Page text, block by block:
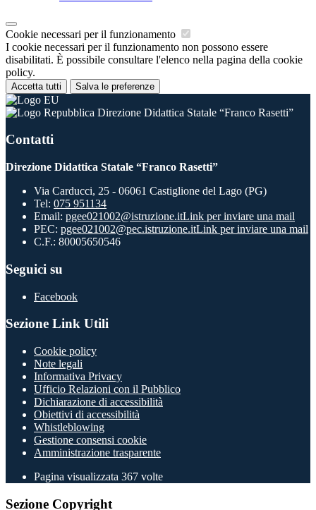
Cookie necessari per il funzionamento
I cookie necessari per il funzionamento non possono essere
disabilitati. È possibile consultare l'elenco nella pagina della cookie
policy.
Accetta tutti Salva le preferenze
Direzione Didattica Statale “Franco Rasetti”
Contatti
Direzione Didattica Statale “Franco Rasetti”
Via Carducci, 25 - 06061 Castiglione del Lago (PG)
Tel: 075 951134
Email: pgee021002@istruzione.itLink per inviare una mail
PEC: pgee021002@pec.istruzione.itLink per inviare una mail
C.F.: 80005650546
Seguici su
Facebook
Sezione Link Utili
Cookie policy
Note legali
Informativa Privacy
Ufficio Relazioni con il Pubblico
Dichiarazione di accessibilità
Obiettivi di accessibilità
Whistleblowing
Gestione consensi cookie
Amministrazione trasparente
Pagina visualizzata 367 volte
Sezione Copyright